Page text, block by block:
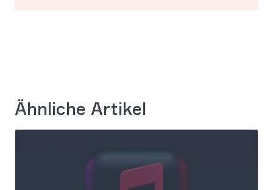
Ähnliche Artikel